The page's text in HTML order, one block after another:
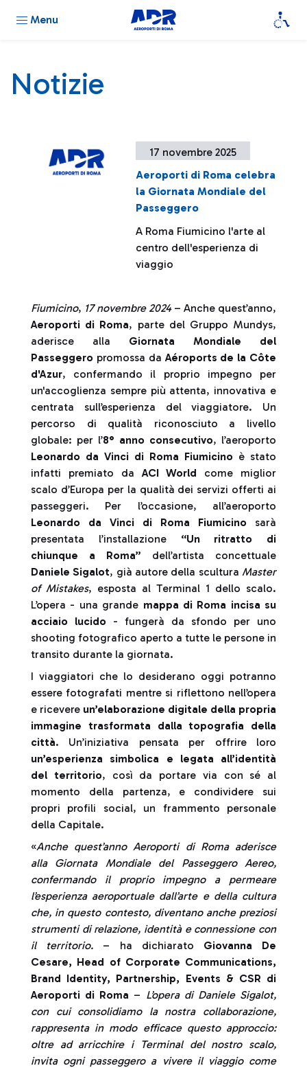
Menu
Notizie
17 novembre 2025
Aeroporti di Roma celebra
la Giornata Mondiale del
Passeggero
A Roma Fiumicino l'arte al
centro dell'esperienza di
viaggio
Fiumicino, 17 novembre 2024– Anche quest’anno,
Aeroporti di Roma, parte del Gruppo Mundys,
aderisce alla Giornata Mondiale del
Passeggero promossa da Aéroports de la Côte
d'Azur, confermando il proprio impegno per
un'accoglienza sempre più attenta, innovativa e
centrata sull’esperienza del viaggiatore. Un
percorso di qualità riconosciuto a livello
globale: per l’8° anno consecutivo, l’aeroporto
Leonardo da Vinci di Roma Fiumicino è stato
infatti premiato daACI World come miglior
scalo d’Europa per la qualità dei servizi offerti ai
passeggeri. Per l’occasione, all’aeroporto
Leonardo da Vinci di Roma Fiumicino sarà
presentata l’installazione “Un ritratto di
chiunque a Roma” dell’artista concettuale
Daniele Sigalot, già autore della sculturaMaster
of Mistakes, esposta al Terminal 1 dello scalo.
L’opera - una grande mappa di Roma incisa su
acciaio lucido - fungerà da sfondo per uno
shooting fotografico aperto a tutte le persone in
transito durante la giornata.
I viaggiatori che lo desiderano oggi potranno
essere fotografati mentre si riflettono nell’opera
e ricevere un’elaborazione digitale della propria
immagine trasformata dalla topografia della
città. Un’iniziativa pensata per offrire loro
un’esperienza simbolica e legata all’identità
del territorio, così da portare via con sé al
momento della partenza, e condividere sui
propri profili social, un frammento personale
della Capitale.
«Anche quest’anno Aeroporti di Roma aderisce
alla Giornata Mondiale del Passeggero Aereo,
confermando il proprio impegno a permeare
l’esperienza aeroportuale dall’arte e della cultura
che, in questo contesto, diventano anche preziosi
strumenti di relazione, identità e connessione con
il territorio. – ha dichiarato Giovanna De
Cesare, Head of Corporate Communications,
Brand Identity, Partnership, Events & CSR di
Aeroporti di Roma – L’opera di Daniele Sigalot,
con cui consolidiamo la nostra collaborazione,
rappresenta in modo efficace questo approccio:
oltre ad arricchire i Terminal del nostro scalo,
invita ogni passeggero a vivere il viaggio come